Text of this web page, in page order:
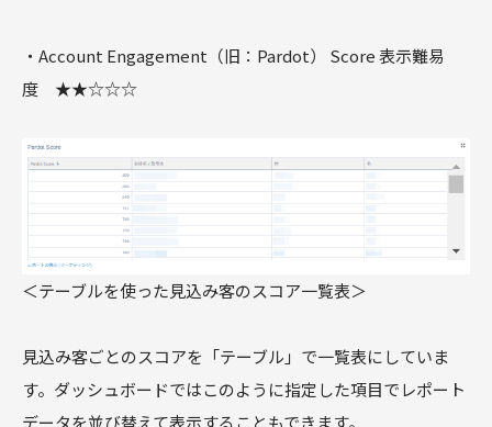
・Account Engagement（旧：Pardot） Score 表示難易
度 ★★☆☆☆
＜テーブルを使った見込み客のスコア一覧表＞
見込み客ごとのスコアを「テーブル」で一覧表にしていま
す。ダッシュボードではこのように指定した項目でレポート